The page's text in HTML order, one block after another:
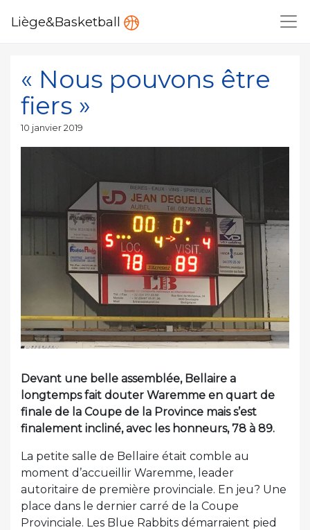
Liège&Basketball
« Nous pouvons être
fiers »
Publié
10 janvier 2019
Devant une belle assemblée, Bellaire a
longtemps fait douter Waremme en quart de
finale de la Coupe de la Province mais s’est
finalement incliné, avec les honneurs, 78 à 89.
La petite salle de Bellaire était comble au
moment d’accueillir Waremme, leader
autoritaire de première provinciale. En jeu? Une
place dans le dernier carré de la Coupe
Provinciale. Les Blue Rabbits démarraient pied